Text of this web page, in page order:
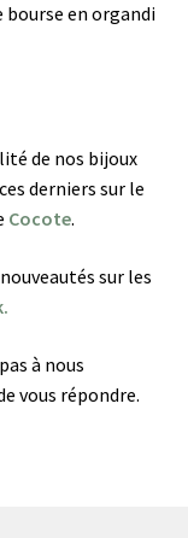
bourse en organdi
de nos bijoux
derniers sur le
Cocote.
sur les
à nous
vous répondre.